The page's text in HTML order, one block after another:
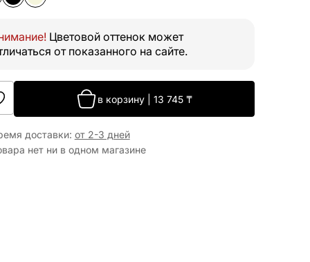
Цветовой оттенок может
от показанного на сайте.
в корзину |13 745 ₸
доставки: от 2-3 дней
нет ни в одном магазине